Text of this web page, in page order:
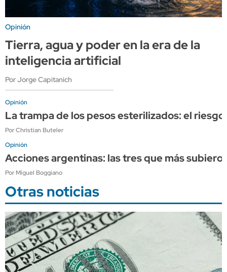
Opinión
Tierra, agua y poder en la era de la
inteligencia artificial
Por Jorge Capitanich
Opinión
La trampa de los pesos esterilizados: el
Por Christian Buteler
Opinión
Acciones argentinas: las tres que más
Por Miguel Boggiano
Otras noticias